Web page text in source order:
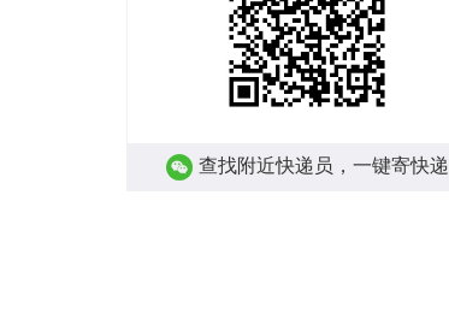
查找附近快递员，一键寄快递